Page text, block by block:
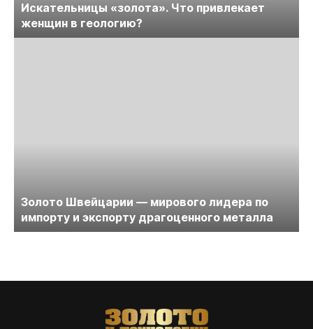
Искательницы «золота». Что привлекает
женщин в геологию?
Золото Швейцарии — мирового лидера по
импорту и экспорту драгоценного металла